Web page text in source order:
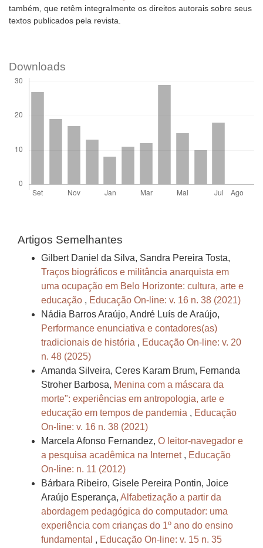
também, que retêm integralmente os direitos autorais sobre seus
textos publicados pela revista.
Downloads
Artigos Semelhantes
Gilbert Daniel da Silva, Sandra Pereira Tosta,
Traços biográficos e militância anarquista em
uma ocupação em Belo Horizonte: cultura, arte e
educação , Educação On-line: v. 16 n. 38 (2021)
Nádia Barros Araújo, André Luís de Araújo,
Performance enunciativa e contadores(as)
tradicionais de história , Educação On-line: v. 20
n. 48 (2025)
Amanda Silveira, Ceres Karam Brum, Fernanda
Stroher Barbosa, Menina com a máscara da
morte": experiências em antropologia, arte e
educação em tempos de pandemia , Educação
On-line: v. 16 n. 38 (2021)
Marcela Afonso Fernandez, O leitor-navegador e
a pesquisa acadêmica na Internet , Educação
On-line: n. 11 (2012)
Bárbara Ribeiro, Gisele Pereira Pontin, Joice
Araújo Esperança, Alfabetização a partir da
abordagem pedagógica do computador: uma
experiência com crianças do 1º ano do ensino
fundamental , Educação On-line: v. 15 n. 35